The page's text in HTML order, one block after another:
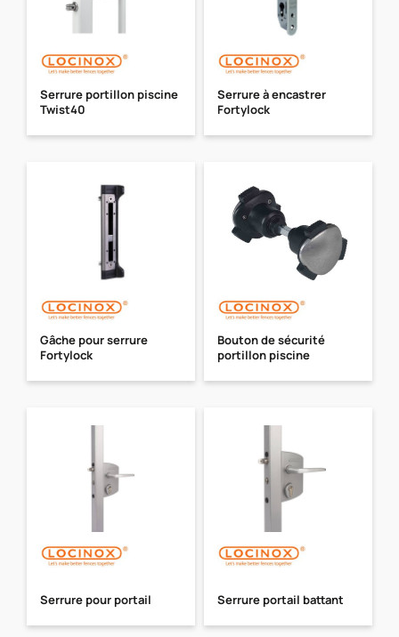
Serrure portillon piscine
Twist40
Serrure à encastrer
Fortylock
Gâche pour serrure
Fortylock
Bouton de sécurité
portillon piscine
Serrure pour portail Serrure portail battant